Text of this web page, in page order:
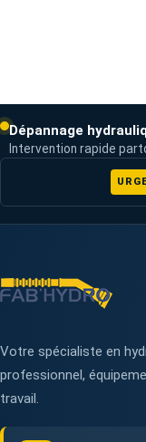
Dépannage
Intervention rapide
Votre spécialiste en
professionnel,
travail.